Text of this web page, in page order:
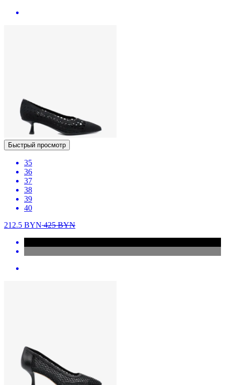
Быстрый просмотр
35
36
37
38
39
40
212.5 BYN425BYN